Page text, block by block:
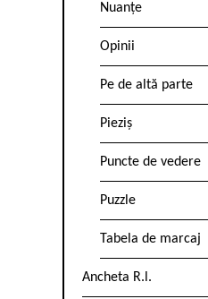
Nuanțe
Opinii
Pe de altă parte
Pieziș
Puncte de vedere
Puzzle
Tabela de marcaj
Ancheta R.l.